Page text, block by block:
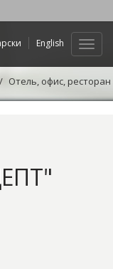
English
Отель, офис, ресторан